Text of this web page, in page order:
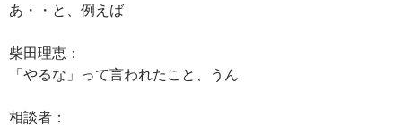
あ・・と、例えば
柴田理恵：
「やるな」って言われたこと、うん
相談者：